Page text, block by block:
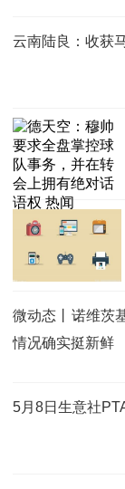
云南陆良：收获
微动态丨诺维茨
情况确实挺新鲜
5月8日生意社